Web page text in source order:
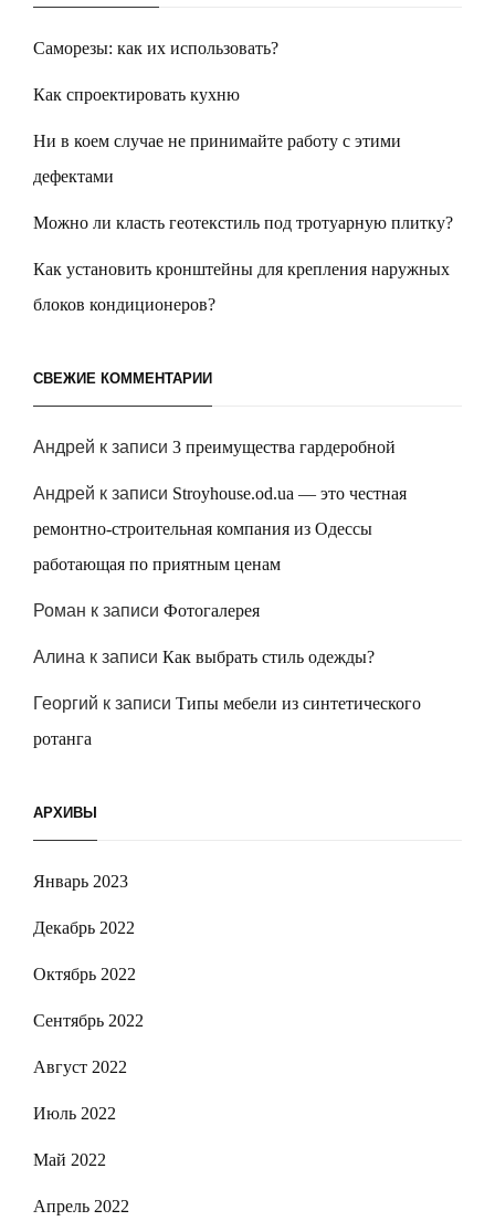
Саморезы: как их использовать?
Как спроектировать кухню
Ни в коем случае не принимайте работу с этими
дефектами
Можно ли класть геотекстиль под тротуарную плитку?
Как установить кронштейны для крепления наружных
блоков кондиционеров?
СВЕЖИЕ КОММЕНТАРИИ
Андрей к записи 3 преимущества гардеробной
Андрей к записи Stroyhouse.od.ua — это честная
ремонтно-строительная компания из Одессы
работающая по приятным ценам
Роман к записи Фотогалерея
Алина к записи Как выбрать стиль одежды?
Георгий к записи Типы мебели из синтетического
ротанга
АРХИВЫ
Январь 2023
Декабрь 2022
Октябрь 2022
Сентябрь 2022
Август 2022
Июль 2022
Май 2022
Апрель 2022